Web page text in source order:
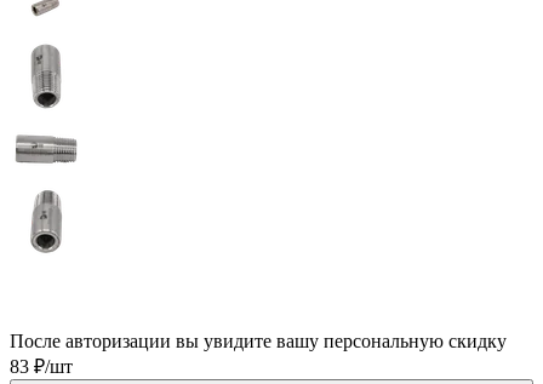
После авторизации вы увидите вашу персональную скидку
83 ₽/шт